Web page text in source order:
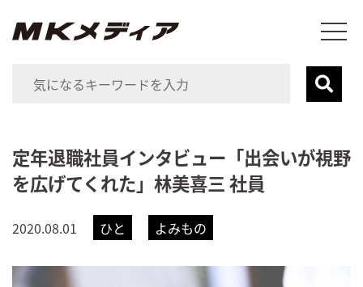
定年退職社員インタビュー「出会いが視野
を広げてくれた」林美喜三 社員
2020.08.01 ひと よみもの